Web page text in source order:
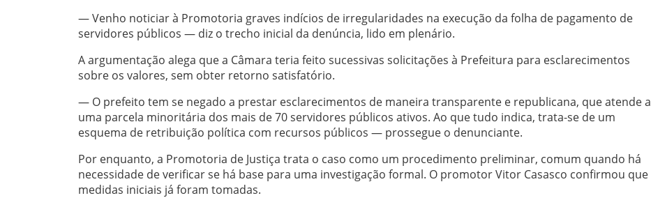
— Venho noticiar à Promotoria graves indícios de irregularidades na execução da folha de pagamento de
servidores públicos — diz o trecho inicial da denúncia, lido em plenário.
A argumentação alega que a Câmara teria feito sucessivas solicitações à Prefeitura para esclarecimentos
sobre os valores, sem obter retorno satisfatório.
— O prefeito tem se negado a prestar esclarecimentos de maneira transparente e republicana, que atende a
uma parcela minoritária dos mais de 70 servidores públicos ativos. Ao que tudo indica, trata-se de um
esquema de retribuição política com recursos públicos — prossegue o denunciante.
Por enquanto, a Promotoria de Justiça trata o caso como um procedimento preliminar, comum quando há
necessidade de verificar se há base para uma investigação formal. O promotor Vitor Casasco confirmou que
medidas iniciais já foram tomadas.